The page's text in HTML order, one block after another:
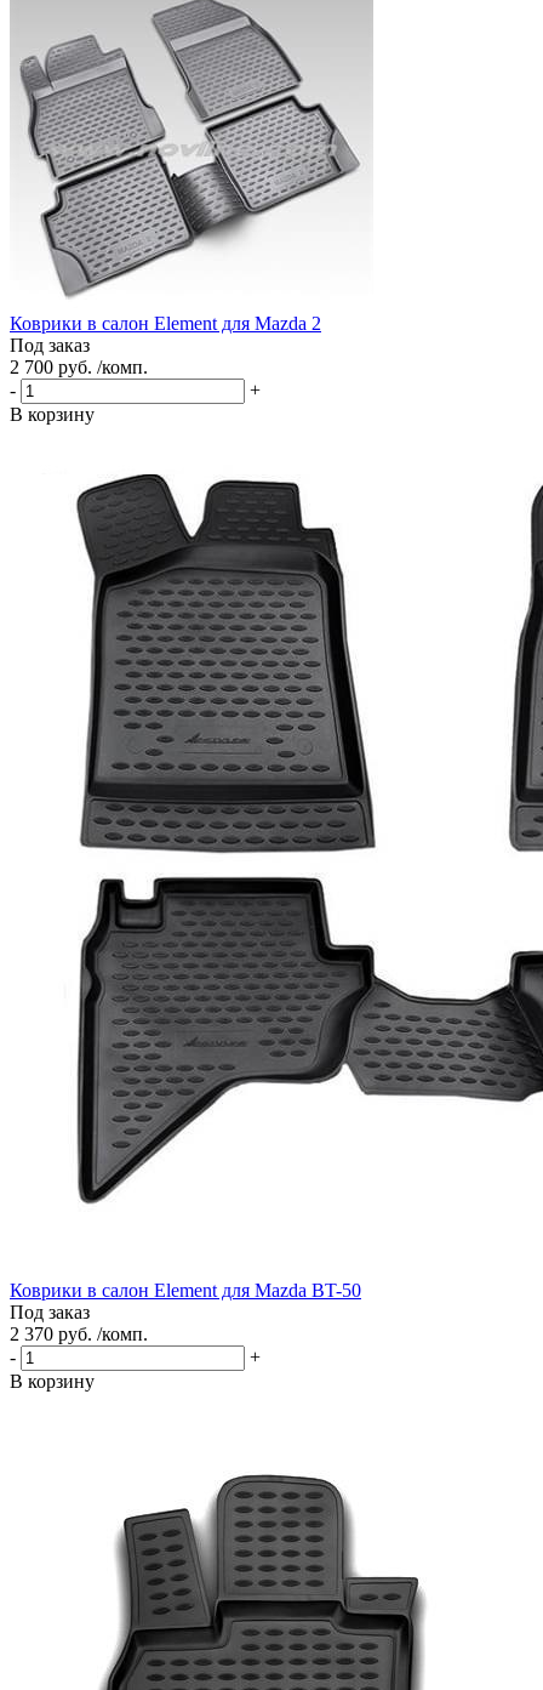
Коврики в салон Element для Mazda 2
Под заказ
2 700 руб. /комп.
-
+
В корзину
Коврики в салон Element для Mazda BT-50
Под заказ
2 370 руб. /комп.
-
+
В корзину